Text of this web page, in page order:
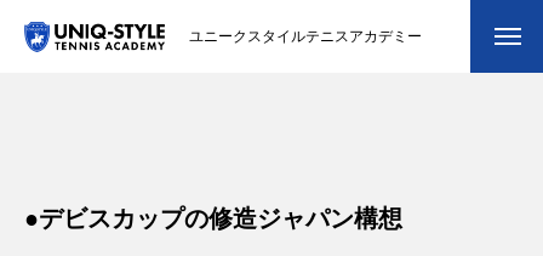
ユニークスタイルテニスアカデミー
スクール紹介・コーチ紹介
●デビスカップの修造ジャパン構想